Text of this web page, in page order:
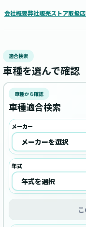
会社概要弊社販売ストア取扱
適合検索
車種を選んで確認
車種から確認
車種適合検索
メーカー
年式